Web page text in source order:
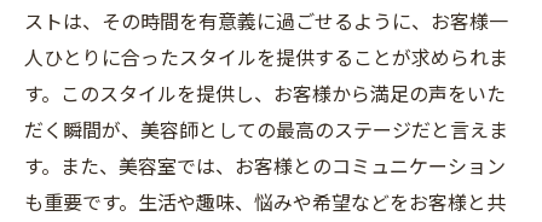
ストは、その時間を有意義に過ごせるように、お客様一
人ひとりに合ったスタイルを提供することが求められま
す。このスタイルを提供し、お客様から満足の声をいた
だく瞬間が、美容師としての最高のステージだと言えま
す。また、美容室では、お客様とのコミュニケーション
も重要です。生活や趣味、悩みや希望などをお客様と共